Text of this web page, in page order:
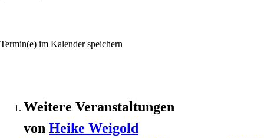
Termin(e) im Kalender speichern
Weitere Veranstaltungen
von Heike Weigold